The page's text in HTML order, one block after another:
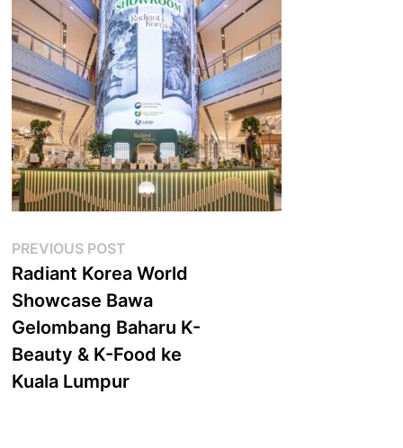
Post
navigation
PREVIOUS POST
post:
Radiant Korea World
Showcase Bawa
Gelombang Baharu K-
Beauty & K-Food ke
Kuala Lumpur